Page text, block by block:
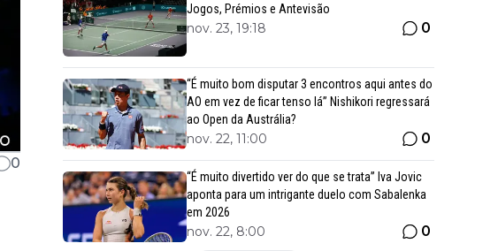
0
Jogos, Prémios e Antevisão
nov. 23, 19:18 0
“É muito bom disputar 3 encontros aqui antes do
AO em vez de ficar tenso lá” Nishikori regressará
ao Open da Austrália?
nov. 22, 11:00 0
“É muito divertido ver do que se trata” Iva Jovic
aponta para um intrigante duelo com Sabalenka
em 2026
nov. 22, 8:00 0